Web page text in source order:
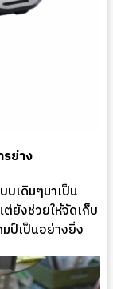
ย่าง
บเดิมๆมาเป็น
ยังช่วยให้จัดเก็บ
ป์เป็นอย่างยิ่ง